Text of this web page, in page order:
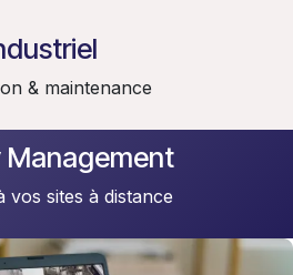
& maintenance
Management
vos sites à distance